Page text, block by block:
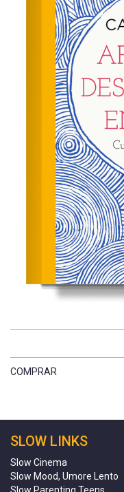
COMPRAR
SLOW LINKS
Slow Cinema
Slow Mood, Umore Lento
Slow Parenting Teens